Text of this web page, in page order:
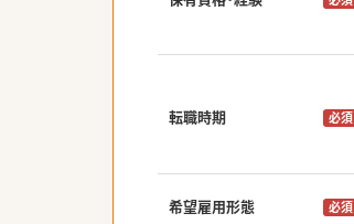
転職時期 必須
希望雇用形態 必須